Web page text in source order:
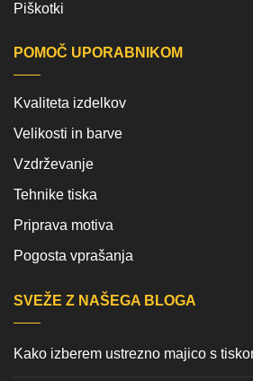
Piškotki
POMOČ UPORABNIKOM
Kvaliteta izdelkov
Velikosti in barve
Vzdrževanje
Tehnike tiska
Priprava motiva
Pogosta vprašanja
SVEŽE Z NAŠEGA BLOGA
Kako izberem ustrezno majico s